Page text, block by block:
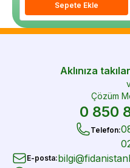
Sepete Ekle
Aklınıza
Çözüm
0 850
Telefon:
E-posta: